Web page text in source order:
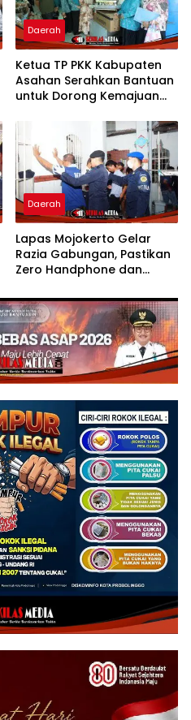
Daerah
Ketua TP PKK Kabupaten
Asahan Serahkan Bantuan
untuk Dorong Kemajuan
Sentang
Daerah
Lapas Mojokerto Gelar
Razia Gabungan, Pastikan
Zero Handphone dan